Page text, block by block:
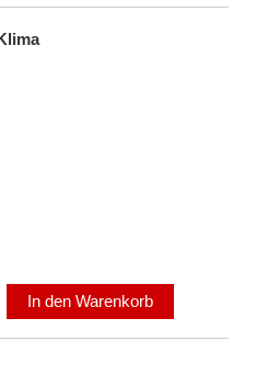
In den Warenkorb